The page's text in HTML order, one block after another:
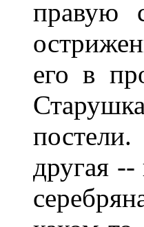
правую
его в
другая